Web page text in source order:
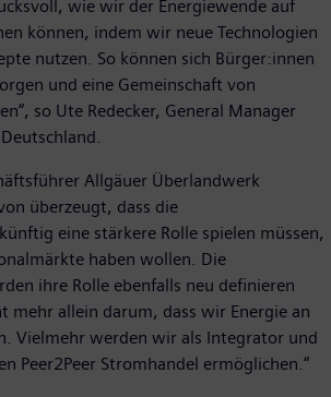
wie wir der Energiewende auf
können, indem wir neue Technologien
nutzen. So können sich Bürger:innen
und eine Gemeinschaft von
so Ute Redecker, General Manager
Allgäuer Überlandwerk
überzeugt, dass die
eine stärkere Rolle spielen müssen,
haben wollen. Die
ihre Rolle ebenfalls neu definieren
mehr allein darum, dass wir Energie an
Vielmehr werden wir als Integrator und
Peer2Peer Stromhandel ermöglichen.“